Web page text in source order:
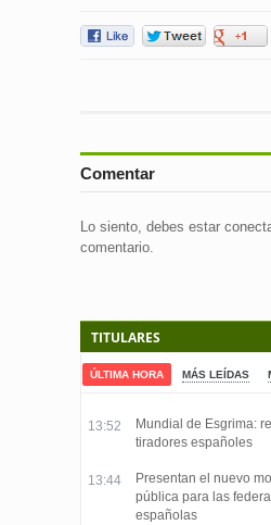
Comentar
Lo siento, debes estar
comentario.
TITULARES
ÚLTIMA HORA MÁS LEÍDAS
13:52
Mundial de Esgrima:
tiradores españoles
13:44
Presentan el nuevo
pública para las
españolas